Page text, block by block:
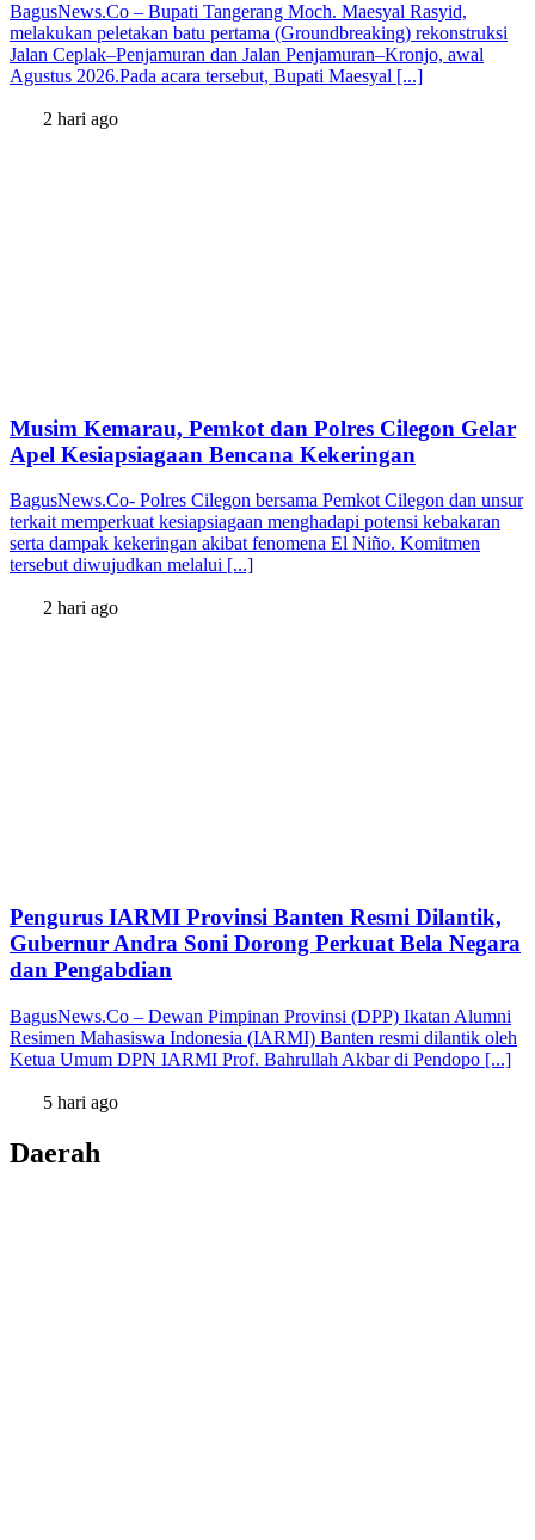
BagusNews.Co – Bupati Tangerang Moch. Maesyal Rasyid,
melakukan peletakan batu pertama (Groundbreaking) rekonstruksi
Jalan Ceplak–Penjamuran dan Jalan Penjamuran–Kronjo, awal
Agustus 2026.Pada acara tersebut, Bupati Maesyal [...]
2 hari ago
Musim Kemarau, Pemkot dan Polres Cilegon Gelar
Apel Kesiapsiagaan Bencana Kekeringan
BagusNews.Co- Polres Cilegon bersama Pemkot Cilegon dan unsur
terkait memperkuat kesiapsiagaan menghadapi potensi kebakaran
serta dampak kekeringan akibat fenomena El Niño. Komitmen
tersebut diwujudkan melalui [...]
2 hari ago
Pengurus IARMI Provinsi Banten Resmi Dilantik,
Gubernur Andra Soni Dorong Perkuat Bela Negara
dan Pengabdian
BagusNews.Co – Dewan Pimpinan Provinsi (DPP) Ikatan Alumni
Resimen Mahasiswa Indonesia (IARMI) Banten resmi dilantik oleh
Ketua Umum DPN IARMI Prof. Bahrullah Akbar di Pendopo [...]
5 hari ago
Daerah